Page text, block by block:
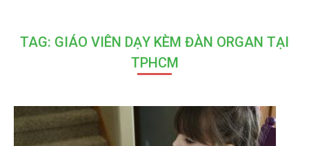
TAG: GIÁO VIÊN DẠY KÈM ĐÀN ORGAN TẠI
TPHCM